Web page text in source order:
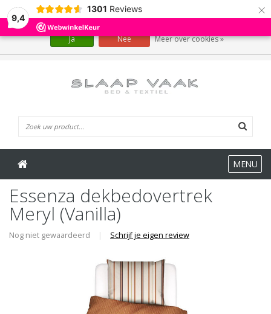
9,4
1301 Reviews ×
MENU
Essenza dekbedovertrek
Meryl (Vanilla)
Nog niet gewaardeerd | Schrijf je eigen review
Wij slaan cookies op om onze website te verbeteren. Is dat akkoord?
Ja Nee Meer over cookies »